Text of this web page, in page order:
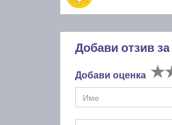
Добави отзив за
Добави оценка